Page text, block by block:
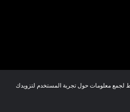
لجمع معلومات حول تجربة المستخدم لتزويدك